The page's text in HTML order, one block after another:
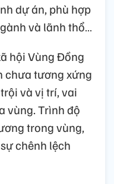
dự án, phù hợp
và lãnh thổ…
hội Vùng Đồng
chưa tương xứng
và vị trí, vai
vùng. Trình độ
trong vùng,
chênh lệch